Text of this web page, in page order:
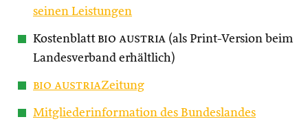
seinen Leistungen
Kostenblatt bio austria (als Print-Version beim
Landesverband erhältlich)
bio austriaZeitung
Mitgliederinformation des Bundeslandes